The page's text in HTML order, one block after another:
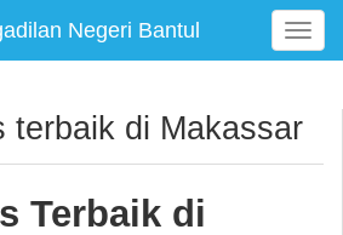
Negeri Bantul
T
o
l
e
terbaik di Makassar
Terbaik di